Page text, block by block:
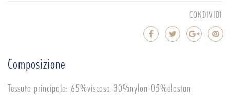
CONDIVIDI
Composizione
Tessuto principale: 65%viscosa-30%nylon-05%elastan